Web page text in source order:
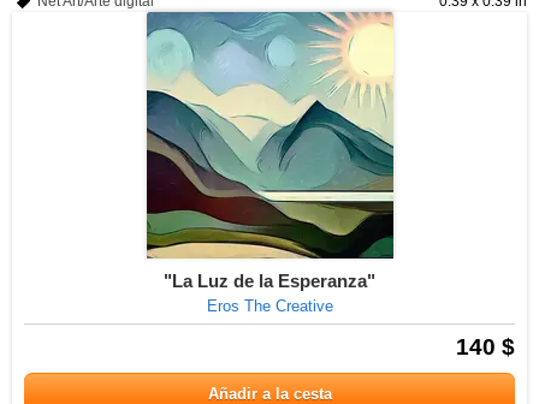
"La Luz de la Esperanza"
Eros The Creative
140 $
Añadir a la cesta